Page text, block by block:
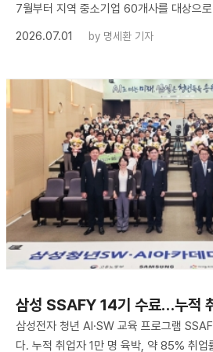
7월부터 지역 중소기업 60개사를 대상으
2026.07.01
by 명세환 기자
삼성 SSAFY 14기 수료…누적
삼성전자 청년 AI·SW 교육 프로그램
다. 누적 취업자 1만 명 육박, 약 85% 취업